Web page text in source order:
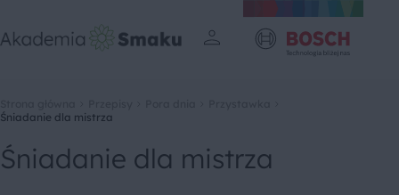
Śniadanie dla mistrza
Śniadanie dla mistrza